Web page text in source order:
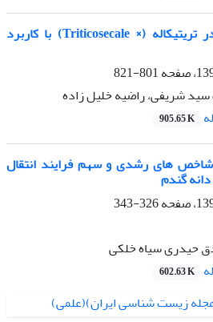
کاهش اثرات تنش شوری در تریتیکاله (× Triticosecale) با کاربرد
801-821
شریفی، راضیه خلیل زاده
905.65 K
شاخص های رشدی و سهم فرایند انتقال
گندم
326-343
حیدری سیاه خلکی
602.63 K